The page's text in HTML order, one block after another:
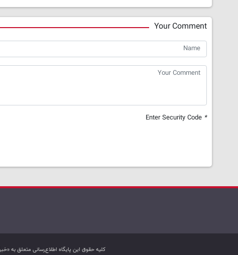
Your Comment
*
کليه حقوق اين پایگاه اطلاع‌رسانی متعلق به